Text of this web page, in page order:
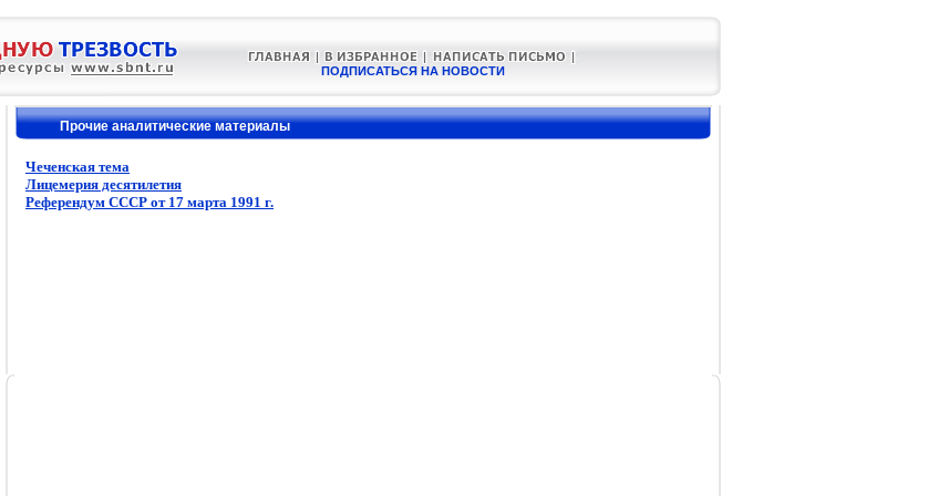
ПОДПИСАТЬСЯ НА НОВОСТИ
Прочие аналитические материалы
Чеченская тема
Лицемерия десятилетия
Референдум СССР от 17 марта 1991 г.